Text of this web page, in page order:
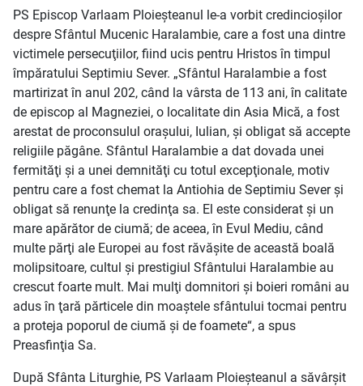
PS Episcop Varlaam Ploieşteanul le-a vorbit credincioşilor
despre Sfântul Mucenic Haralambie, care a fost una dintre
victimele persecuţiilor, fiind ucis pentru Hristos în timpul
împăratului Septimiu Sever. „Sfântul Haralambie a fost
martirizat în anul 202, când la vârsta de 113 ani, în calitate
de episcop al Magneziei, o localitate din Asia Mică, a fost
arestat de proconsulul oraşului, Iulian, şi obligat să accepte
religiile păgâne. Sfântul Haralambie a dat dovada unei
fermităţi şi a unei demnităţi cu totul excepţionale, motiv
pentru care a fost chemat la Antiohia de Septimiu Sever şi
obligat să renunţe la credinţa sa. El este considerat şi un
mare apărător de ciumă; de aceea, în Evul Mediu, când
multe părţi ale Europei au fost răvăşite de această boală
molipsitoare, cultul şi prestigiul Sfântului Haralambie au
crescut foarte mult. Mai mulţi domnitori şi boieri români au
adus în ţară părticele din moaştele sfântului tocmai pentru
a proteja poporul de ciumă şi de foamete“, a spus
Preasfinţia Sa.
După Sfânta Liturghie, PS Varlaam Ploieşteanul a săvârşit